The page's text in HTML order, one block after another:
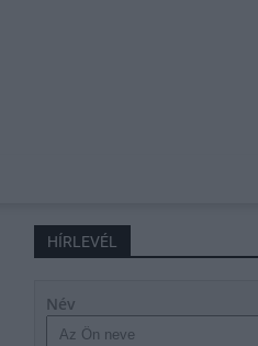
HÍRLEVÉL
Név